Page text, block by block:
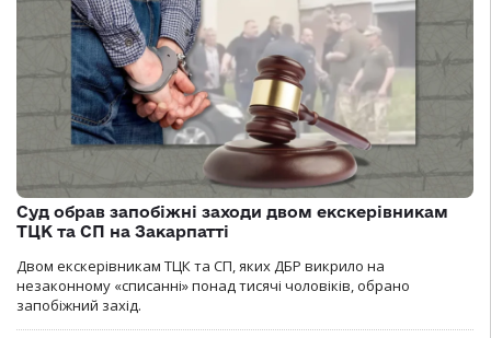
Суд обрав запобіжні заходи двом екскерівникам
ТЦК та СП на Закарпатті
Двом екскерівникам ТЦК та СП, яких ДБР викрило на
незаконному «списанні» понад тисячі чоловіків, обрано
запобіжний захід.